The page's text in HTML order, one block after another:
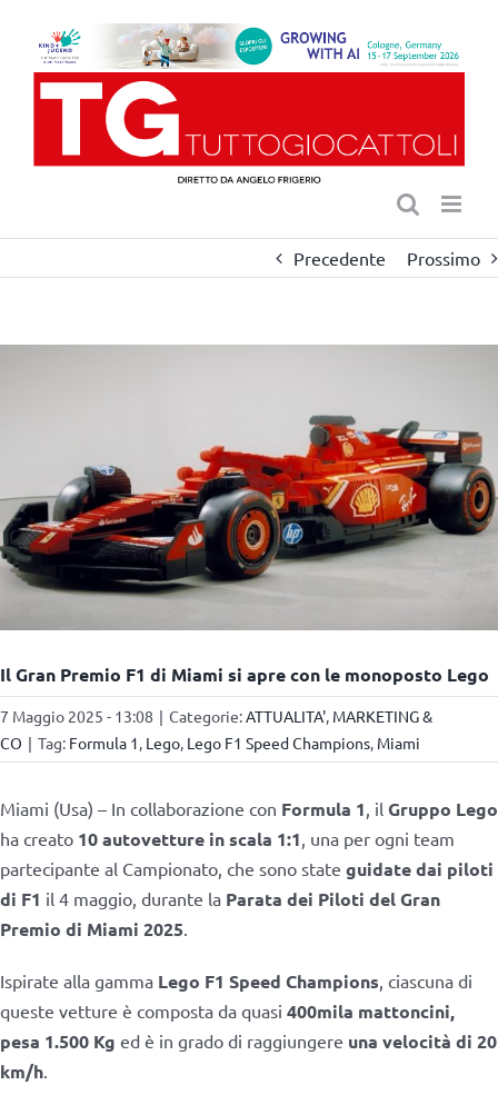
contenuto
Precedente Prossimo
Il Gran Premio F1 di Miami si apre con le monoposto Lego
7 Maggio 2025 - 13:08 | Categorie:ATTUALITA', MARKETING &
CO | Tag: Formula 1, Lego, Lego F1 Speed Champions, Miami
Miami (Usa) – In collaborazione con Formula 1, il Gruppo Lego
ha creato 10 autovetture in scala 1:1, una per ogni team
partecipante al Campionato, che sono state guidate dai piloti
di F1 il 4 maggio, durante la Parata dei Piloti del Gran
Premio di Miami 2025.
Ispirate alla gamma Lego F1 Speed Champions, ciascuna di
queste vetture è composta da quasi 400mila mattoncini,
pesa 1.500 Kg ed è in grado di raggiungere una velocità di 20
km/h.